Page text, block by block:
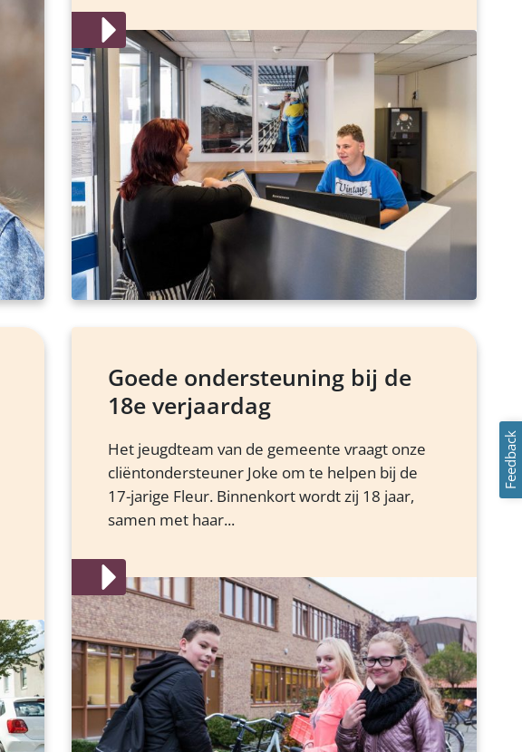
Feedback
Goede ondersteuning bij de
18e verjaardag
Het jeugdteam van de gemeente vraagt onze
cliëntondersteuner Joke om te helpen bij de
17-jarige Fleur. Binnenkort wordt zij 18 jaar,
samen met haar...